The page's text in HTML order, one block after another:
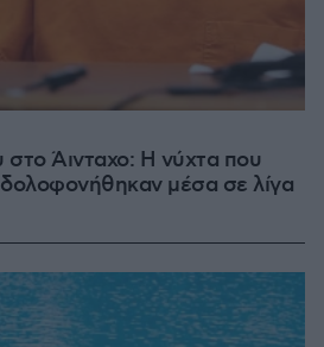
στο Άινταχο: Η νύχτα που
μέσα σε λίγα